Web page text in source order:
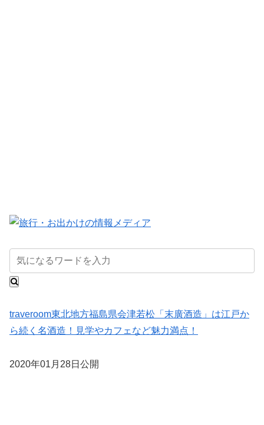
traveroom東北地方福島県会津若松「末廣酒造」は江戸か
ら続く名酒造！見学やカフェなど魅力満点！
2020年01月28日公開